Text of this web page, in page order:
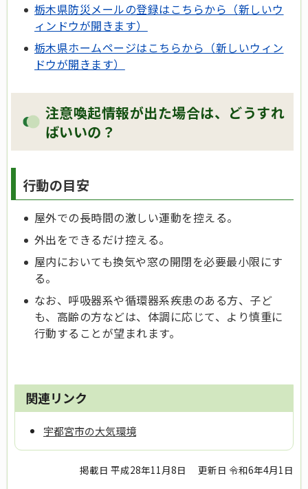
栃木県防災メールの登録はこちらから（新しいウ
ィンドウが開きます）
栃木県ホームページはこちらから（新しいウィン
ドウが開きます）
注意喚起情報が出た場合は、どうすれ
ばいいの？
行動の目安
屋外での長時間の激しい運動を控える。
外出をできるだけ控える。
屋内においても換気や窓の開閉を必要最小限にす
る。
なお、呼吸器系や循環器系疾患のある方、子ど
も、高齢の方などは、体調に応じて、より慎重に
行動することが望まれます。
関連リンク
宇都宮市の大気環境
掲載日 平成28年11月8日 更新日 令和6年4月1日